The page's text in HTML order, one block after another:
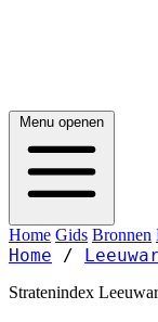
Menu openen
Home Gids Bronnen
Home /
Stratenindex